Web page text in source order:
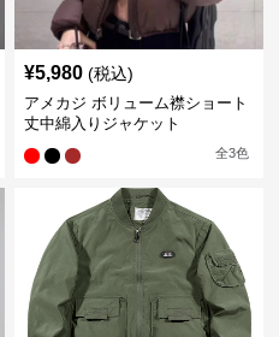
¥5,980 (税込)
アメカジ ボリューム襟ショート
丈中綿入りジャケット
全3色